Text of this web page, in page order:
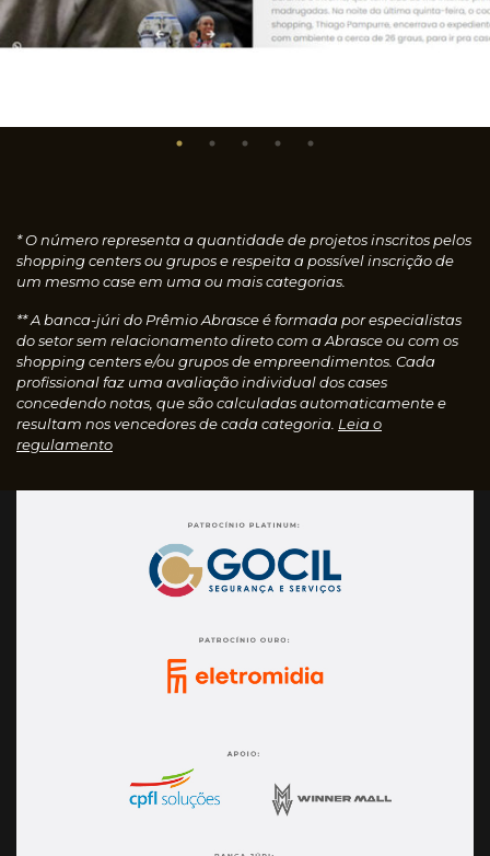
* O número representa a quantidade de projetos inscritos pelos
shopping centers ou grupos e respeita a possível inscrição de
um mesmo case em uma ou mais categorias.
** A banca-júri do Prêmio Abrasce é formada por especialistas
do setor sem relacionamento direto com a Abrasce ou com os
shopping centers e/ou grupos de empreendimentos. Cada
profissional faz uma avaliação individual dos cases
concedendo notas, que são calculadas automaticamente e
resultam nos vencedores de cada categoria. Leia o
regulamento